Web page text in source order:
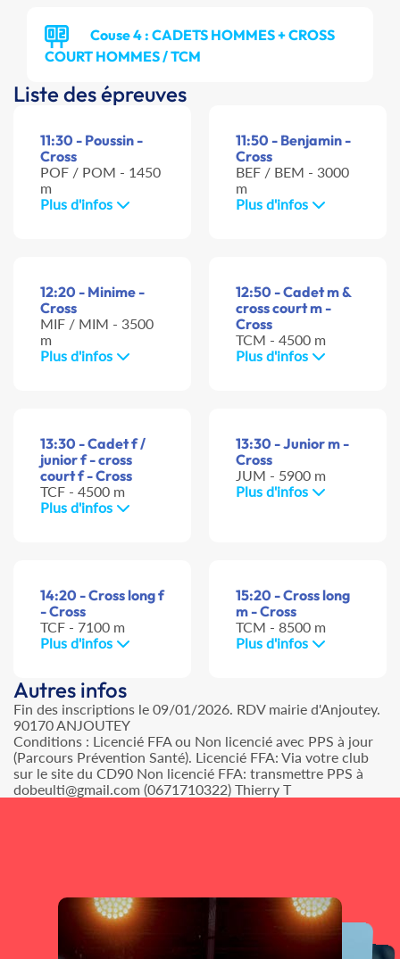
Couse 4 : CADETS HOMMES + CROSS
COURT HOMMES / TCM
Liste des épreuves
11:30 - Poussin -
Cross
POF / POM - 1450
m
Plus d'infos
11:50 - Benjamin -
Cross
BEF / BEM - 3000
m
Plus d'infos
12:20 - Minime -
Cross
MIF / MIM - 3500
m
Plus d'infos
12:50 - Cadet m &
cross court m -
Cross
TCM - 4500 m
Plus d'infos
13:30 - Cadet f /
junior f - cross
court f - Cross
TCF - 4500 m
Plus d'infos
13:30 - Junior m -
Cross
JUM - 5900 m
Plus d'infos
14:20 - Cross long f
- Cross
TCF - 7100 m
Plus d'infos
15:20 - Cross long
m - Cross
TCM - 8500 m
Plus d'infos
Autres infos
Fin des inscriptions le 09/01/2026. RDV mairie d'Anjoutey.
90170 ANJOUTEY
Conditions : Licencié FFA ou Non licencié avec PPS à jour
(Parcours Prévention Santé). Licencié FFA: Via votre club
sur le site du CD90 Non licencié FFA: transmettre PPS à
dobeulti@gmail.com (0671710322) Thierry T